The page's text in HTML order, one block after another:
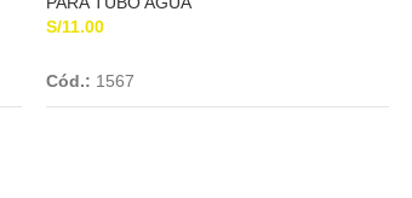
S/11.00
Cód.: 1567